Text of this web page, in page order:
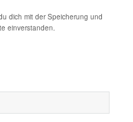
dich mit der Speicherung und
einverstanden.